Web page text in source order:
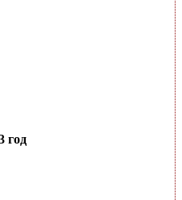
год